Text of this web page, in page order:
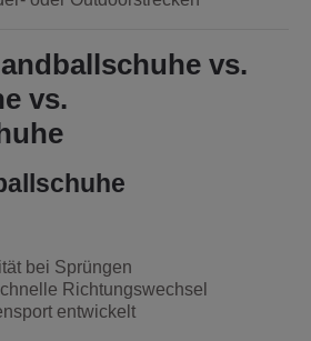
vs.
vs.
bei Sprüngen
Richtungswechsel
entwickelt